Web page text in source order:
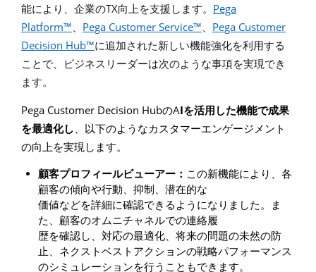
能により、企業のTX向上を支援します。 Pega
Platform™
Pega Customer Service™
Pega Customer
Decision Hub™に追加された新しい機能強化を利用する
ことで、ビジネスリーダーは次のような事項を実現でき
ます。
Pega Customer Decision HubのAIを活用した機能で成果
を最適化し 、以下のようなカスタマーエンゲージメント
の向上を実現します。
顧客プロフィールビューアー： この新機能により、各
顧客の傾向や行動、抑制、潜在的な
価値などを詳細に確認できるようになりました。ま
た、顧客のオムニチャネルでの連絡履
歴を確認し、対応の最適化、将来の問題の未然の防
止、ネクストベストアクションの戦略パフォーマンス
のシミュレーションを行うこともできます。